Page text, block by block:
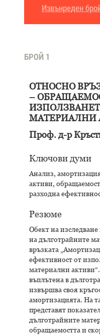
Извънреден
БРОЙ 1
ОТНОСНО
–
МАТЕРИАЛНИ
Проф. д-р
Ключови думи
Анализ,
активи,
разходна
Резюме
Обект на изследване
на дълготрайните
връзката
ефективност от
материални
въплътена в
извършва своя
амортизацията. На
представят
дълготрайните
обращаемостта и